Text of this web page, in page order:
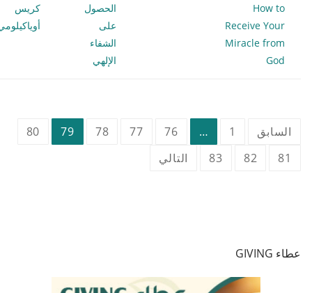
How to
Receive Your
Miracle from
God
الحصول
على
الشفاء
الإلهي
كريس
تعدد
صفحات
السابق 1
…
76
77
78
79
80
81
82
83 التالي
عطاء GIVING